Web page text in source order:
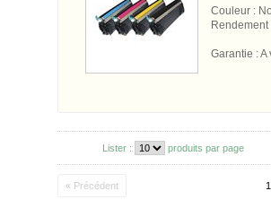
Couleur :
Garantie : A
Lister : produits par page
« Précédent 1